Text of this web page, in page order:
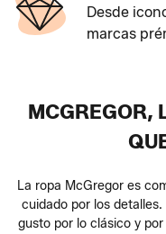
Desde
marcas
MCGREGOR,
La ropa McGregor es
cuidado por los
gusto por lo clásico y